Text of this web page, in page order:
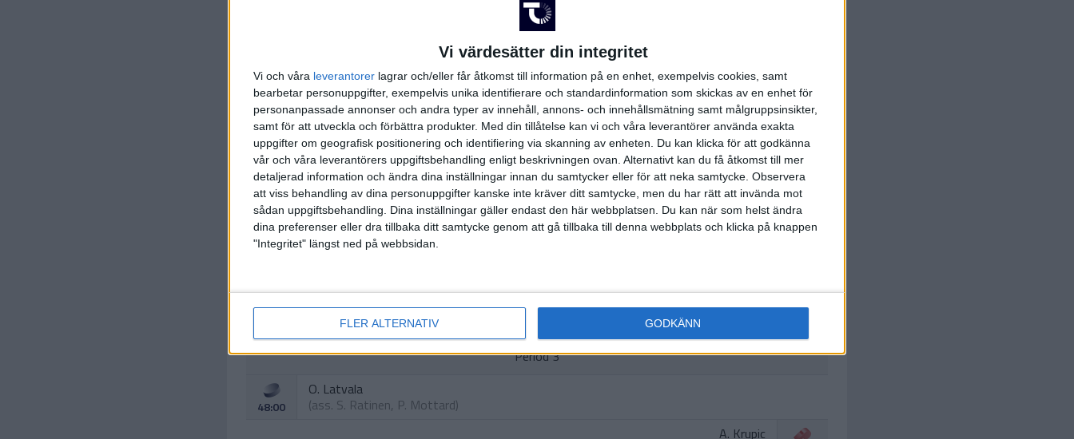
Vi värdesätter din integritet
Vi och våra leverantorer lagrar och/eller får åtkomst till information på en enhet, exempelvis cookies, samt
bearbetar personuppgifter, exempelvis unika identifierare och standardinformation som skickas av en enhet för
personanpassade annonser och andra typer av innehåll, annons- och innehållsmätning samt målgruppsinsikter,
samt för att utveckla och förbättra produkter. Med din tillåtelse kan vi och våra leverantörer använda exakta
uppgifter om geografisk positionering och identifiering via skanning av enheten. Du kan klicka för att godkänna
vår och våra leverantörers uppgiftsbehandling enligt beskrivningen ovan. Alternativt kan du få åtkomst till mer
detaljerad information och ändra dina inställningar innan du samtycker eller för att neka samtycke. Observera
att viss behandling av dina personuppgifter kanske inte kräver ditt samtycke, men du har rätt att invända mot
sådan uppgiftsbehandling. Dina inställningar gäller endast den här webbplatsen. Du kan när som helst ändra
dina preferenser eller dra tillbaka ditt samtycke genom att gå tillbaka till denna webbplats och klicka på knappen
"Integritet" längst ned på webbsidan.
FLER ALTERNATIV GODKÄNN
A. Martinsen
(interference)
19:00
A. Martinsen
(roughing)
19:00
19:00
O. Latvala
(roughing)
Period 2
J. Berglund
(interference)
Period 3
48:00
O. Latvala
(ass. S. Ratinen, P. Mottard)
A. Krupic